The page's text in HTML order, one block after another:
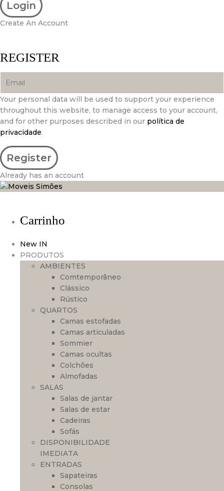
Create An Account
REGISTER
Your personal data will be used to support your experience
throughout this website, to manage access to your account,
and for other purposes described in our política de
privacidade.
Already has an account
Carrinho
New IN
PRODUTOS
AMBIENTES
Comtemporâneo
Clássico
Rústico
QUARTOS
Camas estofadas
Camas articuladas
Sommier
Camas ocultas
Colchões
Almofadas
SALAS
Salas de jantar
Salas de estar
Cadeiras
Sofás
DISPONIBILIDADE
IMEDIATA
ENTRADAS
Sapateiras
Consolas